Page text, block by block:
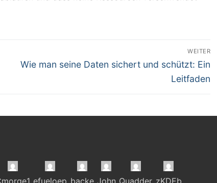
WEITER
Nächster
Wie man seine Daten sichert und schützt: Ein
Leitfaden
efueloep backe John Quadder zKDEb